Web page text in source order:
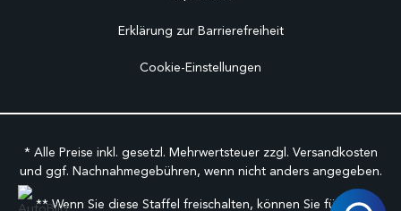
Erklärung zur Barrierefreiheit
Cookie-Einstellungen
* Alle Preise inkl. gesetzl. Mehrwertsteuer zzgl. Versandkosten
und ggf. Nachnahmegebühren, wenn nicht anders angegeben.
** Wenn Sie diese Staffel freischalten, können Sie für den